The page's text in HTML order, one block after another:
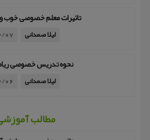
تاثیرات معلم خصوصی خوب
لیلا صمدانی 07
نحوه تدریس خصوصی
لیلا صمدانی 06
مطالب